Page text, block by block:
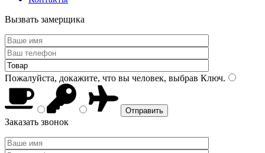
Вызвать замерщика
Пожалуйста, докажите, что вы человек, выбрав Ключ.
Заказать звонок